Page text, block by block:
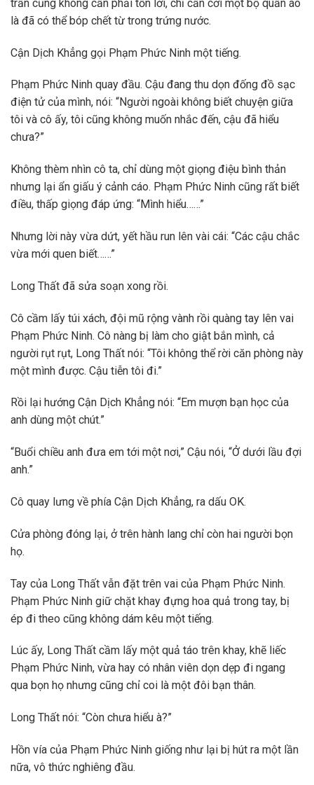
trần cũng không cần phải tốn lời, chỉ cần cởi một bộ quần áo
là đã có thể bóp chết từ trong trứng nước.
Cận Dịch Khẳng gọi Phạm Phức Ninh một tiếng.
Phạm Phức Ninh quay đầu. Cậu đang thu dọn đống đồ sạc
điện tử của mình, nói: “Người ngoài không biết chuyện giữa
tôi và cô ấy, tôi cũng không muốn nhắc đến, cậu đã hiểu
chưa?”
Không thèm nhìn cô ta, chỉ dùng một giọng điệu bình thản
nhưng lại ẩn giấu ý cảnh cáo. Phạm Phức Ninh cũng rất biết
điều, thấp giọng đáp ứng: “Mình hiểu……”
Nhưng lời này vừa dứt, yết hầu run lên vài cái: “Các cậu chắc
vừa mới quen biết……”
Long Thất đã sửa soạn xong rồi.
Cô cầm lấy túi xách, đội mũ rộng vành rồi quàng tay lên vai
Phạm Phức Ninh. Cô nàng bị làm cho giật bắn mình, cả
người rụt rụt, Long Thất nói: “Tôi không thể rời căn phòng này
một mình được. Cậu tiễn tôi đi.”
Rồi lại hướng Cận Dịch Khẳng nói: “Em mượn bạn học của
anh dùng một chút.”
“Buổi chiều anh đưa em tới một nơi,” Cậu nói, “Ở dưới lầu đợi
anh.”
Cô quay lưng về phía Cận Dịch Khẳng, ra dấu OK.
Cửa phòng đóng lại, ở trên hành lang chỉ còn hai người bọn
họ.
Tay của Long Thất vẫn đặt trên vai của Phạm Phức Ninh.
Phạm Phức Ninh giữ chặt khay đựng hoa quả trong tay, bị
ép đi theo cũng không dám kêu một tiếng.
Lúc ấy, Long Thất cầm lấy một quả táo trên khay, khẽ liếc
Phạm Phức Ninh, vừa hay có nhân viên dọn dẹp đi ngang
qua bọn họ nhưng cũng chỉ coi là một đôi bạn thân.
Long Thất nói: “Còn chưa hiểu à?”
Hồn vía của Phạm Phức Ninh giống như lại bị hút ra một lần
nữa, vô thức nghiêng đầu.